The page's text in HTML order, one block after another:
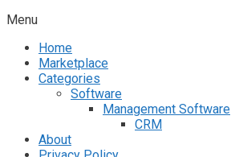
Menu
Home
Marketplace
Categories
Software
Management Software
CRM
About